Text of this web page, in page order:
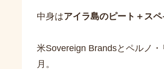
中身はアイラ島のピート＋ス
米Sovereign Brandsとペルノ
月。